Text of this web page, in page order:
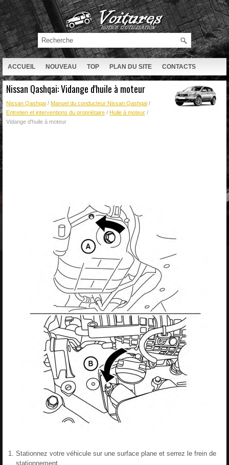
ACCUEIL NOUVEAU TOP PLAN DU SITE CONTACTS
RECHERCHE
Nissan Qashqai: Vidange d'huile à moteur
Nissan Qashqai / Manuel du conducteur Nissan Qashqai /
Entretien et interventions du propriétaire / Huile à moteur /
Vidange d'huile à moteur
Stationnez votre véhicule sur une surface plane et serrez le frein de
stationnement.